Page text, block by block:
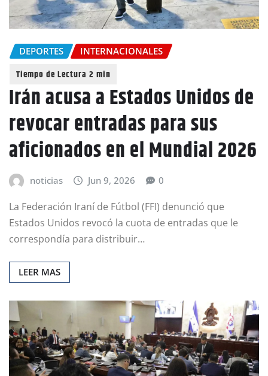
DEPORTES INTERNACIONALES
Irán acusa a Estados Unidos de
revocar entradas para sus
aficionados en el Mundial 2026
noticias Jun 9, 2026 0
La Federación Iraní de Fútbol (FFI) denunció que
Estados Unidos revocó la cuota de entradas que le
correspondía para distribuir…
LEER MAS